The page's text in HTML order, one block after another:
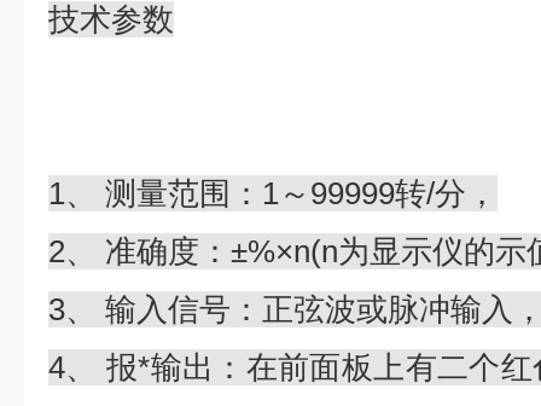
技术参数
1、 测量范围：1～99999转/分，
2、 准确度：±%×n(n为显示仪的示
3、 输入信号：正弦波或脉冲输入
4、 报*输出：在前面板上有二个